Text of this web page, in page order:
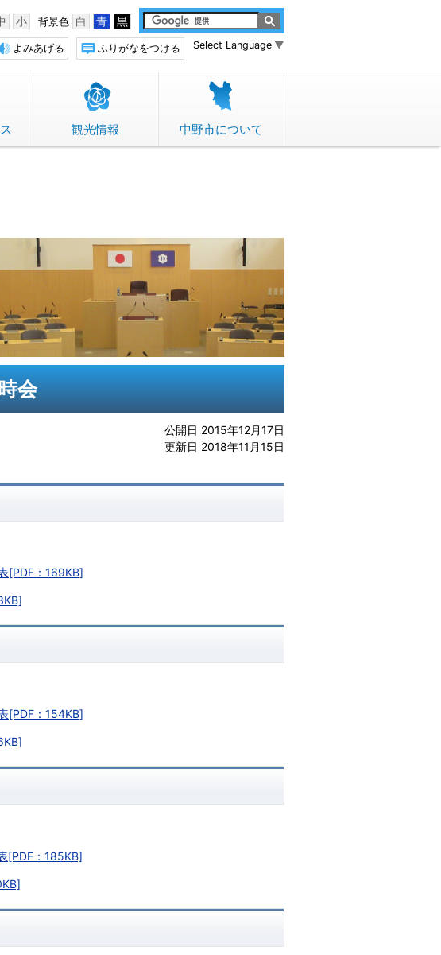
背景色 白 青 黒
小
Select Language ▼
ふりがなをつける
よみあげる
観光情報 中野市について
会
公開日 2015年12月17日
更新日 2018年11月15日
[PDF：169KB]
[PDF：154KB]
[PDF：185KB]